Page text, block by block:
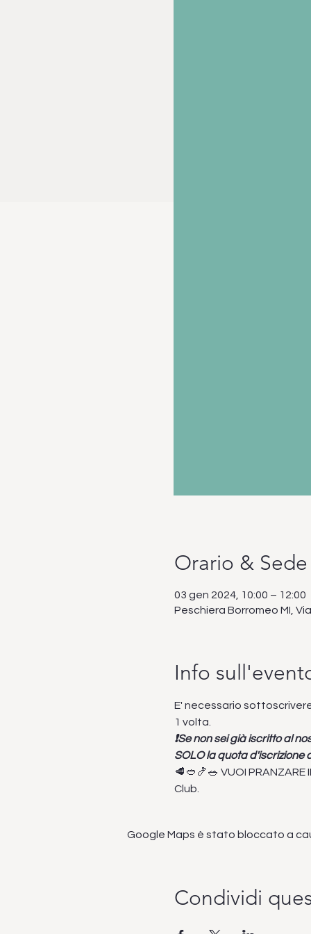
Orario & Sede
03 gen 2024, 10:00 – 12:00
Peschiera Borromeo MI,
Info
E' necessario
1 volta.
❗Se non sei già iscritto al
SOLO la quota d'iscrizione
🥩🥙🍤🥗 VUOI
Club.
Google Maps è stato bloccato a
Condividi